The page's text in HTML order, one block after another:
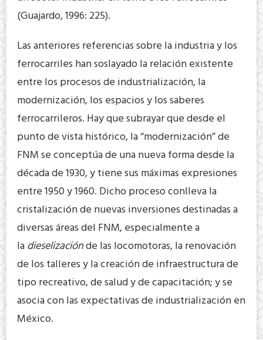
(Guajardo, 1996: 225).
Las anteriores referencias sobre la industria y los
ferrocarriles han soslayado la relación existente
entre los procesos de industrialización, la
modernización, los espacios y los saberes
ferrocarrileros. Hay que subrayar que desde el
punto de vista histórico, la “modernización” de
FNM se conceptúa de una nueva forma desde la
década de 1930, y tiene sus máximas expresiones
entre 1950 y 1960. Dicho proceso conlleva la
cristalización de nuevas inversiones destinadas a
diversas áreas del FNM, especialmente a
ladieselizaciónde las locomotoras, la renovación
de los talleres y la creación de infraestructura de
tipo recreativo, de salud y de capacitación; y se
asocia con las expectativas de industrialización en
México.